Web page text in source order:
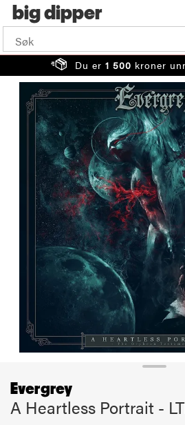
big
Du er 1 500 kroner
Evergrey
A Heartless Portrait -